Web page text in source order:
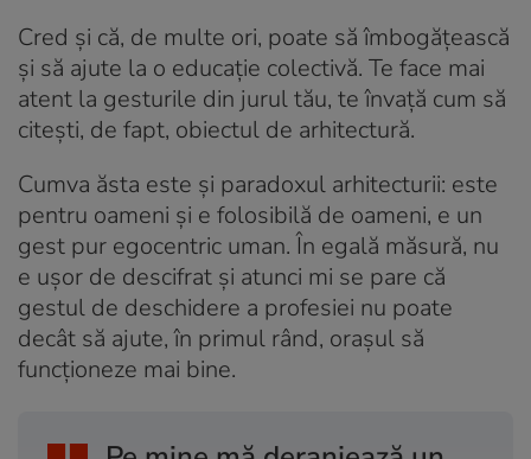
Cred și că, de multe ori, poate să îmbogățească
și să ajute la o educație colectivă. Te face mai
atent la gesturile din jurul tău, te învață cum să
citești, de fapt, obiectul de arhitectură.
Cumva ăsta este și paradoxul arhitecturii: este
pentru oameni și e folosibilă de oameni, e un
gest pur egocentric uman. În egală măsură, nu
e ușor de descifrat și atunci mi se pare că
gestul de deschidere a profesiei nu poate
decât să ajute, în primul rând, orașul să
funcționeze mai bine.